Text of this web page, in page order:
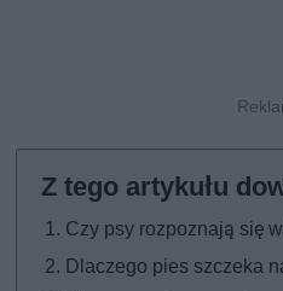
Czy psy rozpoznają się
Dlaczego pies szczeka